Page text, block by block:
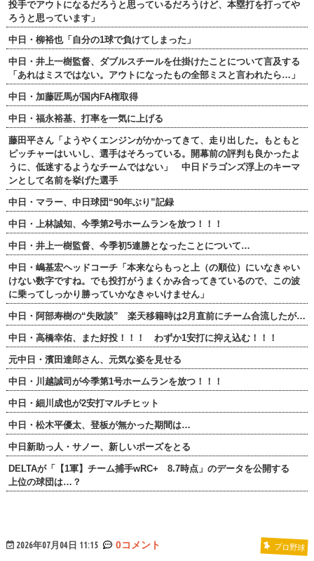
投手でアウトになるだろうと思っているだろうけど、本塁打を打ってや
ろうと思っています」
中日・柳裕也「自分の1球で負けてしまった」
中日・井上一樹監督、ダブルスチールを仕掛けたことについて言及する
「あれはミスではない。アウトになったもの全部ミスと言われたら…」
中日・加藤匠馬が国内FA権取得
中日・福永裕基、打率を一気に上げる
藤田平さん「ようやくエンジンがかかってきて、走り出した。もともと
ピッチャーはいいし、選手はそろっている。開幕前の評判も良かったよ
うに、低迷するようなチームではない」 中日ドラゴンズ浮上のキーマ
ンとして名前を挙げた選手
中日・マラー、中日球団“90年ぶり”記録
中日・上林誠知、今季第2号ホームランを放つ！！！
中日・井上一樹監督、今季初5連勝となったことについて…
中日・嶋基宏ヘッドコーチ「本来ならもっと上（の順位）にいなきゃい
けない数字ですね。でも投打がうまくかみ合ってきているので、この波
に乗ってしっかり勝っていかなきゃいけません」
中日・阿部寿樹の“失敗談” 楽天移籍時は2月直前にチーム合流したが…
中日・高橋幸佑、また好投！！！ わずか1安打に抑え込む！！！
元中日・濱田達郎さん、元気な姿を見せる
中日・川越誠司が今季第1号ホームランを放つ！！！
中日・細川成也が2安打マルチヒット
中日・松木平優太、登板が無かった期間は…
中日新助っ人・サノー、新しいポーズをとる
DELTAが「【1軍】チーム捕手wRC+ 8.7時点」のデータを公開する
上位の球団は…？
2026年07月04日 11:15 0コメント プロ野球